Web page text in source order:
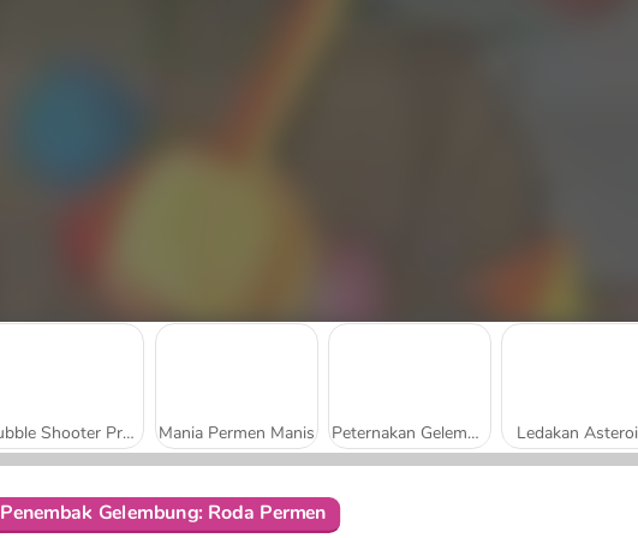
Bubble Shooter Pro 2 Mania Permen Manis Peternakan Gelembung Ledakan
Penembak Gelembung: Roda Permen